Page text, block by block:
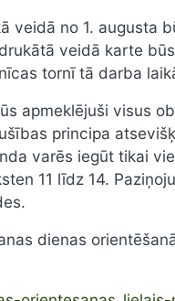
veidā no 1. augusta
veidā karte
tornī tā darba
apmeklējuši visus
principa
varēs iegūt tikai
11 līdz 14.
dienas